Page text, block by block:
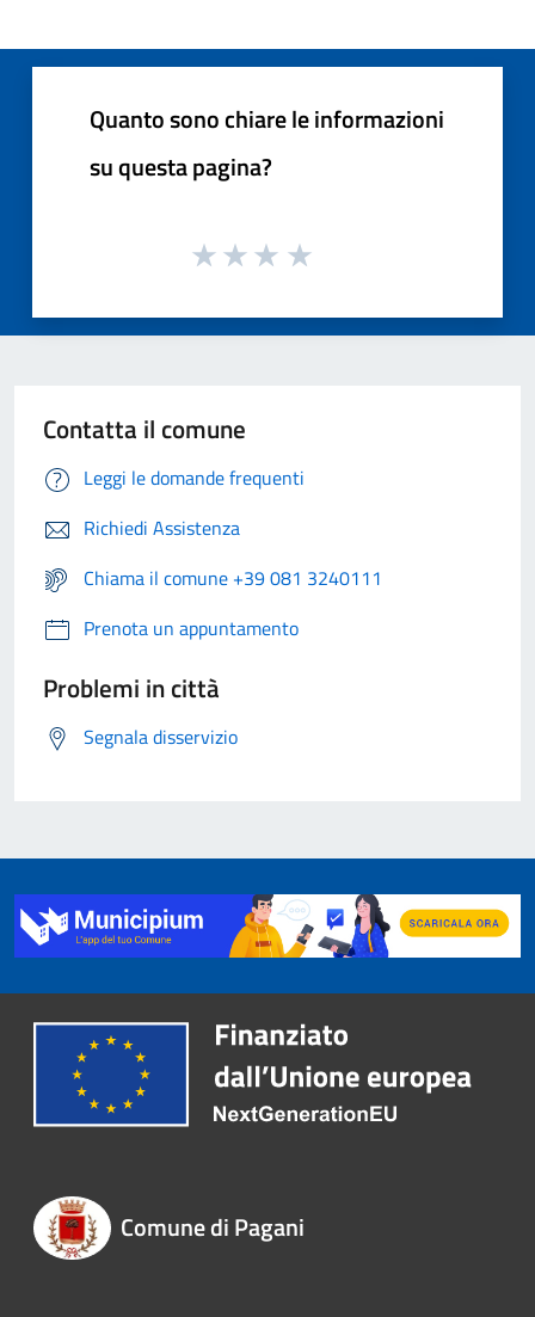
Quanto sono chiare le informazioni
su questa pagina?
Contatta il comune
Leggi le domande frequenti
Richiedi Assistenza
Chiama il comune +39 081 3240111
Prenota un appuntamento
Problemi in città
Segnala disservizio
Comune di Pagani